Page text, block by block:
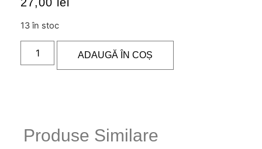
13 în stoc
ADAUGĂ ÎN COȘ
Produse Similare